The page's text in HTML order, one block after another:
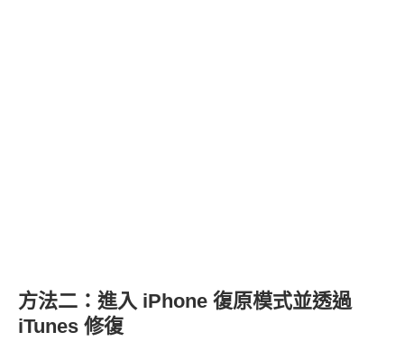
方法二：進入 iPhone 復原模式並透過
iTunes 修復